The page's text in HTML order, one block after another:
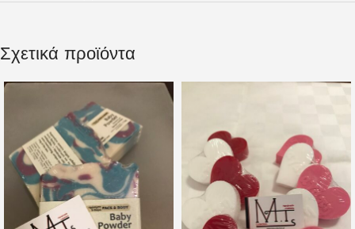
Σχετικά προϊόντα